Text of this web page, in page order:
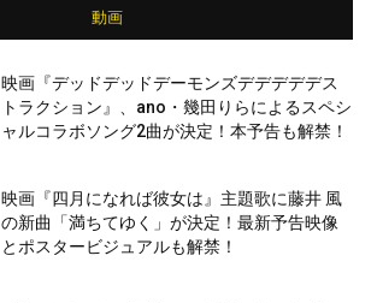
動画
映画『デッドデッドデーモンズデデデデデス
トラクション』、ano・幾田りらによるスペシ
ャルコラボソング2曲が決定！本予告も解禁！
映画『四月になれば彼女は』主題歌に藤井 風
の新曲「満ちてゆく」が決定！最新予告映像
とポスタービジュアルも解禁！